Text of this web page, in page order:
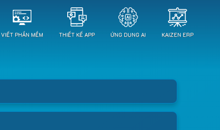
VIẾT PHẦN MỀM THIẾT KẾ APP ỨNG DỤNG AI KAIZEN ERP